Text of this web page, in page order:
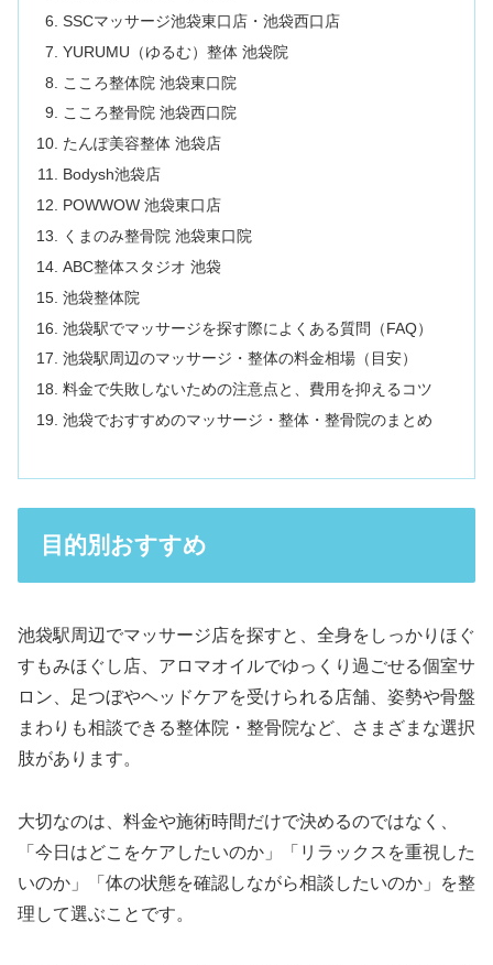
SSCマッサージ池袋東口店・池袋西口店
YURUMU（ゆるむ）整体 池袋院
こころ整体院 池袋東口院
こころ整骨院 池袋西口院
たんぽ美容整体 池袋店
Bodysh池袋店
POWWOW 池袋東口店
くまのみ整骨院 池袋東口院
ABC整体スタジオ 池袋
池袋整体院
池袋駅でマッサージを探す際によくある質問（FAQ）
池袋駅周辺のマッサージ・整体の料金相場（目安）
料金で失敗しないための注意点と、費用を抑えるコツ
池袋でおすすめのマッサージ・整体・整骨院のまとめ
目的別おすすめ
池袋駅周辺でマッサージ店を探すと、全身をしっかりほぐ
すもみほぐし店、アロマオイルでゆっくり過ごせる個室サ
ロン、足つぼやヘッドケアを受けられる店舗、姿勢や骨盤
まわりも相談できる整体院・整骨院など、さまざまな選択
肢があります。
大切なのは、料金や施術時間だけで決めるのではなく、
「今日はどこをケアしたいのか」「リラックスを重視した
いのか」「体の状態を確認しながら相談したいのか」を整
理して選ぶことです。